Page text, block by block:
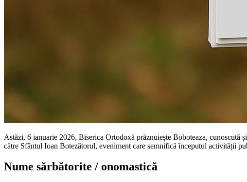
Astăzi, 6 ianuarie 2026, Biserica Ortodoxă prăznuiește Boboteaza, cunoscută
către Sfântul Ioan Botezătorul, eveniment care semnifică începutul activității
Nume sărbătorite / onomastică